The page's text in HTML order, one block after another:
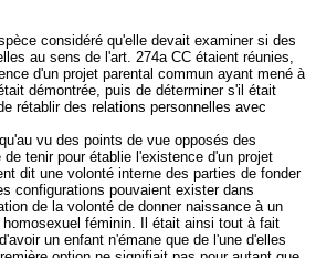
considéré qu'elle devait examiner si des
au sens de l'art. 274a CC étaient réunies,
d'un projet parental commun ayant mené à
démontrée, puis de déterminer s'il était
rétablir des relations personnelles avec
vu des points de vue opposés des
tenir pour établie l'existence d'un projet
dit une volonté interne des parties de fonder
configurations pouvaient exister dans
de la volonté de donner naissance à un
féminin. Il était ainsi tout à fait
un enfant n'émane que de l'une d'elles